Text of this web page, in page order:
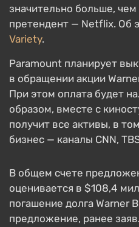
значительно больше,
претендент — Netflix. Об
Variety.
Paramount планирует
в обращении акции
При этом оплата будет
образом, вместе с
получит все активы, в
бизнес — каналы CNN,
В общем счете
оценивается в $108,4
погашение долга Warner
предложение, ранее